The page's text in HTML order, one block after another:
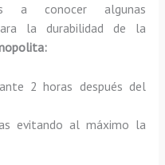
a conocer algunas
la durabilidad de la
2 horas después del
evitando al máximo la